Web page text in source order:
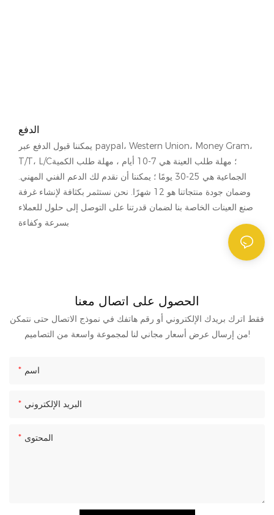
الدفع
يمكننا قبول الدفع عبر paypal، Western Union، Money Gram،
T/T، L/C؛ مهلة طلب العينة هي 7-10 أيام ، مهلة طلب الكمية
الجماعية هي 25-30 يومًا ؛ يمكننا أن نقدم لك الدعم الفني المهني.
وضمان جودة منتجاتنا هو 12 شهرًا. نحن نستثمر بكثافة لإنشاء غرفة
صنع العينات الخاصة بنا لضمان قدرتنا على التوصل إلى حلول للعملاء
بسرعة وكفاءة
الحصول على اتصال معنا
فقط اترك بريدك الإلكتروني أو رقم هاتفك في نموذج الاتصال حتى نتمكن
من إرسال عرض أسعار مجاني لنا لمجموعة واسعة من التصاميم!
اسم
البريد الإلكتروني
المحتوى